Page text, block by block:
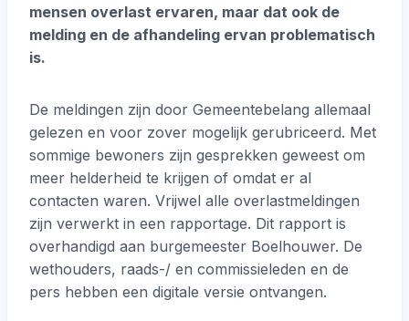
mensen overlast ervaren, maar dat ook de
melding en de afhandeling ervan problematisch
is.
De meldingen zijn door Gemeentebelang allemaal
gelezen en voor zover mogelijk gerubriceerd. Met
sommige bewoners zijn gesprekken geweest om
meer helderheid te krijgen of omdat er al
contacten waren. Vrijwel alle overlastmeldingen
zijn verwerkt in een rapportage. Dit rapport is
overhandigd aan burgemeester Boelhouwer. De
wethouders, raads-/ en commissieleden en de
pers hebben een digitale versie ontvangen.